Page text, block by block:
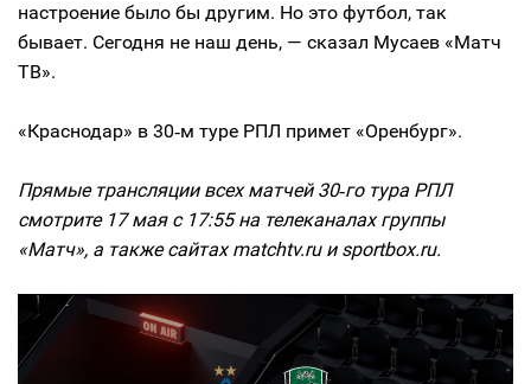
настроение было бы другим. Но это футбол, так
бывает. Сегодня не наш день, — сказал Мусаев «Матч
ТВ».
«Краснодар» в 30‑м туре РПЛ примет «Оренбург».
Прямые трансляции всех матчей 30‑го тура РПЛ
смотрите 17 мая с 17:55 на телеканалах группы
«Матч», а также сайтах matchtv.ru и sportbox.ru.